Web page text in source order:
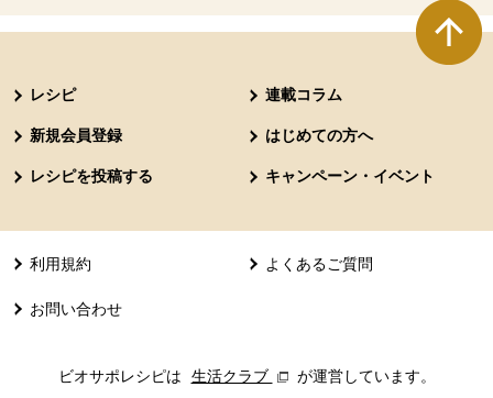
レシピ 連載コラム
新規会員登録 はじめての方へ
レシピを投稿する キャンペーン・イベント
利用規約 よくあるご質問
お問い合わせ
ビオサポレシピは 生活クラブ 別のウィンドウで開きます。
が運営しています。